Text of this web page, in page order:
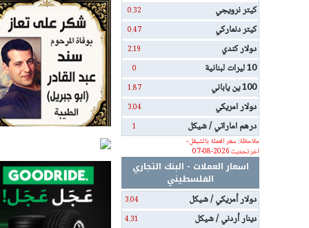
كيتر نرويجي 0.32
كيتر دنماركي 0.47
دولار كندي 2.19
10 ليرات لبنانية 0
100 ين ياباني 1.87
دولار امريكي 3.04
درهم اماراتي / شيكل
1
ملاحظة: سعر العملة بالشيقل -
اخر تحديث 2026-08-07
اسعار العملات - البنك التجاري
الفلسطيني
دولار أمريكي / شيكل
3.04
دينار أردني / شيكل 4.31